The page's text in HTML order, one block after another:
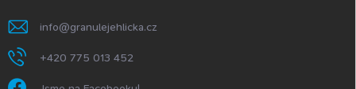
info@granulejehlicka.cz
+420 775 013 452